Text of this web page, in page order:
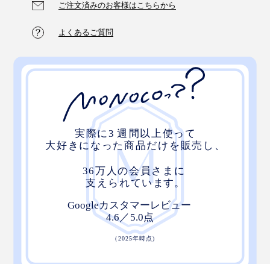
ご注文済みのお客様はこちらから
よくあるご質問